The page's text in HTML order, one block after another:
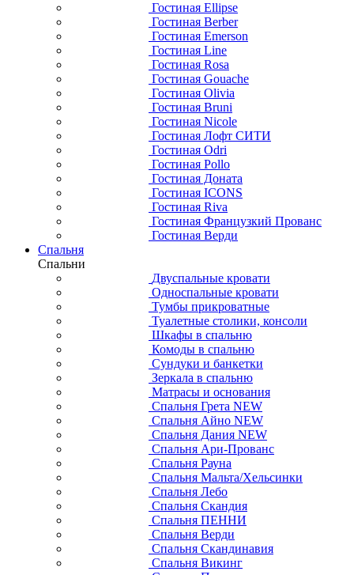
Гостиная Ellipse
Гостиная Berber
Гостиная Emerson
Гостиная Line
Гостиная Rosa
Гостиная Gouache
Гостиная Olivia
Гостиная Bruni
Гостиная Nicole
Гостиная Лофт СИТИ
Гостиная Odri
Гостиная Pollo
Гостиная Доната
Гостиная ICONS
Гостиная Riva
Гостиная Французкий Прованс
Гостиная Верди
Спальня
Спальни
Двуспальные кровати
Односпальные кровати
Тумбы прикроватные
Туалетные столики, консоли
Шкафы в спальню
Комоды в спальню
Сундуки и банкетки
Зеркала в спальню
Матрасы и основания
Спальня Грета NEW
Спальня Айно NEW
Спальня Дания NEW
Спальня Ари-Прованс
Спальня Рауна
Спальня Мальта/Хельсинки
Спальня Лебо
Спальня Скандия
Спальня ПЕННИ
Спальня Верди
Спальня Скандинавия
Спальня Викинг